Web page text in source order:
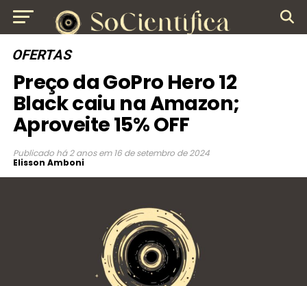
OFERTAS
Preço da GoPro Hero 12
Black caiu na Amazon;
Aproveite 15% OFF
Publicado há 2 anos em 16 de setembro de 2024
Elisson Amboni